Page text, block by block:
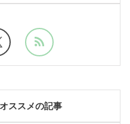
ススメの記事